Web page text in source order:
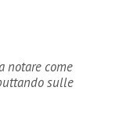
notare come
sulle